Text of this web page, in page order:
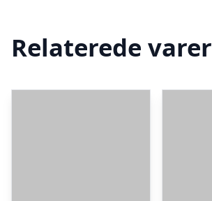
Relaterede varer